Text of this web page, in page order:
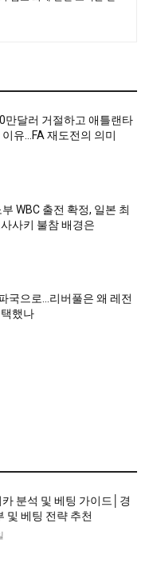
만달러 거절하고 애틀랜타
유…FA 재도전의 의미
WBC 출전 확정, 일본 최
사키 불참 배경은
국으로…리버풀은 왜 레전
택했나
분석 및 베팅 가이드│경
및 베팅 전략 추천